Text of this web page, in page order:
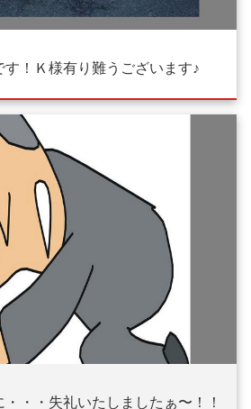
！Ｋ様有り難うございます♪
・・失礼いたしましたぁ〜！！